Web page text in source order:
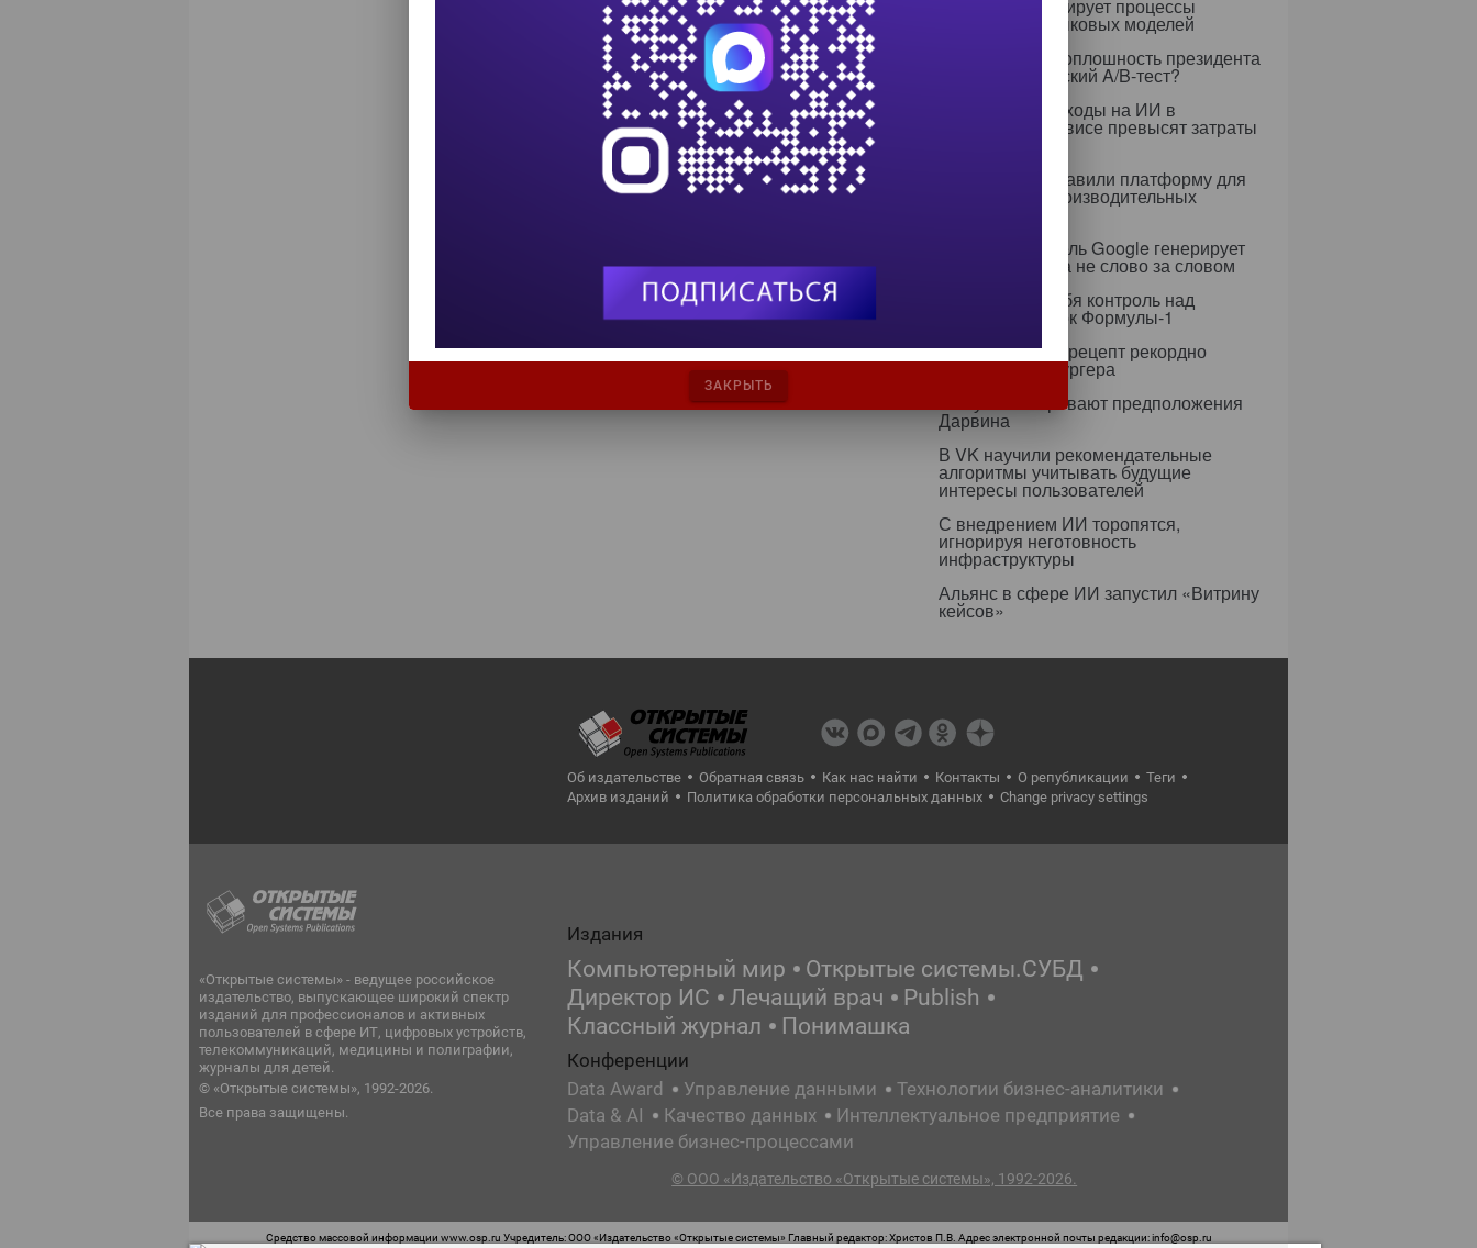
Т-Банк оптимизирует процессы
дообучения языковых моделей
Казус Rapidus: оплошность президента
или стратегический A/B-тест?
К 2030 году расходы на ИИ в
клиентском сервисе превысят затраты
В Nvidia представили платформу для
ИИ и высокопроизводительных
Новая ИИ-модель Google генерирует
текст целиком, а не слово за словом
ИИ берет на себя контроль над
стратегией гонок Формулы-1
ИИ разработал рецепт рекордно
экологичного бургера
Кактусы оспаривают предположения
Дарвина
В VK научили рекомендательные
алгоритмы учитывать будущие
интересы пользователей
С внедрением ИИ торопятся,
игнорируя неготовность
инфраструктуры
Альянс в сфере ИИ запустил «Витрину
кейсов»
Об издательстве Обратная связь Как нас найти Контакты О републикации
Теги
Архив изданий
Политика обработки персональных данных Change privacy settings
«Открытые системы» - ведущее российское
издательство, выпускающее широкий спектр
изданий для профессионалов и активных
пользователей в сфере ИТ, цифровых устройств,
телекоммуникаций, медицины и полиграфии,
журналы для детей.
© «Открытые системы», 1992-2026.
Все права защищены.
Издания
Компьютерный мир
Открытые системы.СУБД
Директор ИС
Лечащий врач
Publish
Классный журнал
Понимашка
Конференции
Data Award
Управление данными
Технологии бизнес-аналитики
Data & AI
Качество данных
Интеллектуальное предприятие
Управление бизнес-процессами
© ООО «Издательство «Открытые системы», 1992-2026.
Средство массовой информации www.osp.ru Учредитель: ООО «Издательство «Открытые системы» Главный редактор: Христов П.В. Адрес электронной почты редакции: info@osp.ru
ЗАКРЫТЬ